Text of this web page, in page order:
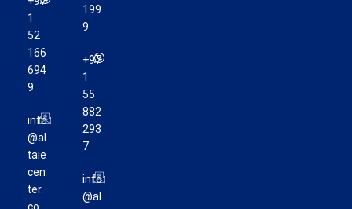
199
9
+97
1
55
882
293
7
info
@al
1
52
166
694
9
info
@al
taie
cen
ter.